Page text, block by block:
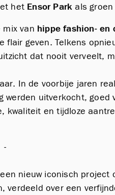
het Ensor Park als
van hippe fashion- en
flair geven. Telkens
dat nooit verveelt,
In de voorbije jaren
werden uitverkocht,
kwaliteit en tijdloze
-
nieuw iconisch project
over een